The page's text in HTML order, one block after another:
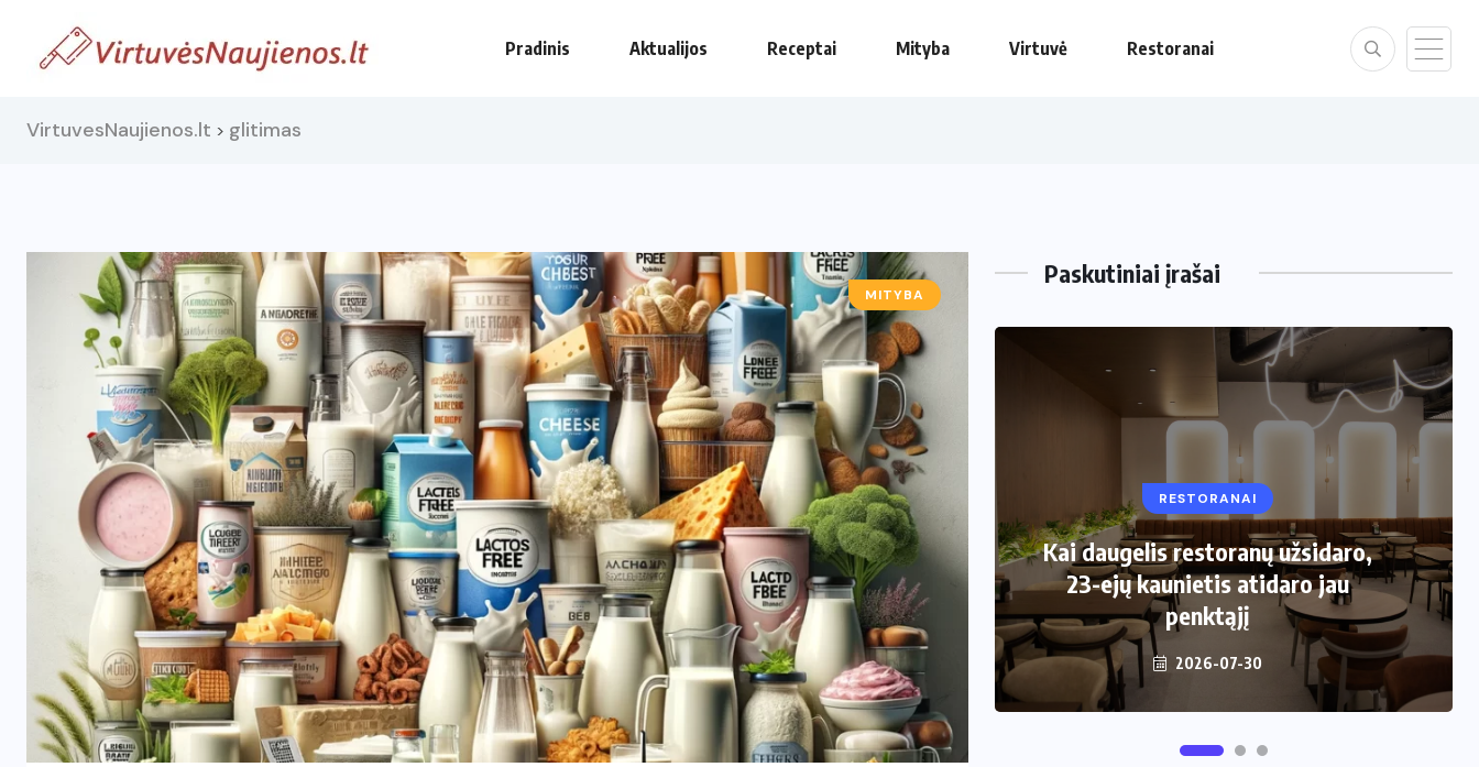
Pradinis Aktualijos Receptai Mityba Virtuvė Restoranai
VirtuvesNaujienos.lt > glitimas
MITYBA
Paskutiniai įrašai
RESTORANAI
Iš Australijos sugrįžusi Ema
Palangoje tieks pirmą tokią
Lietuvoje kavą ir arbatą
2026-06-08
RESTORANAI
Kai daugelis restoranų užsidaro,
23-ejų kaunietis atidaro jau
penktąjį
2026-07-30
Kaip pasirinkti šiukšliadėžę mažai
virtuvei?
2026-06-25